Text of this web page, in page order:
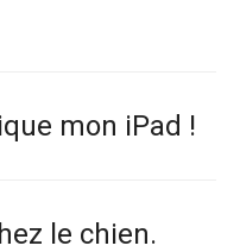
mon iPad !
le chien.